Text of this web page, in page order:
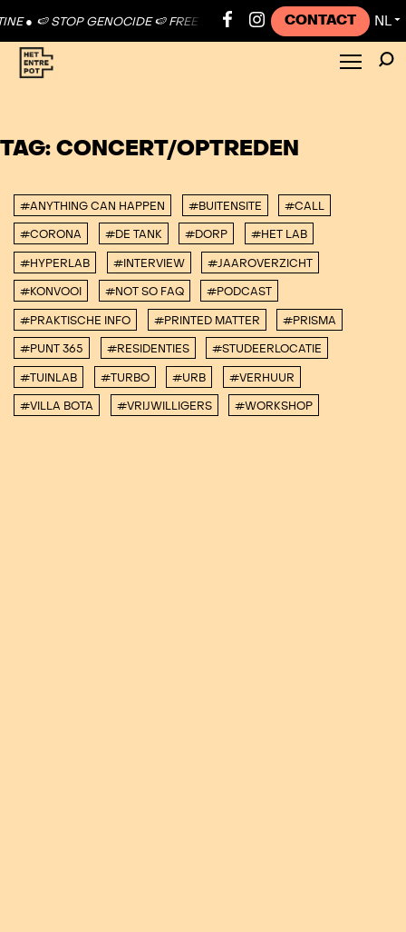
● 🍉 STOP GENOCIDE 🍉 FREE PALESTINE ● 🍉 STOP GENOCIDE 🍉
CONTACT NL ▼
TAG: CONCERT/OPTREDEN
#ANYTHING CAN HAPPEN #BUITENSITE #CALL
#CORONA #DE TANK #DORP #HET LAB
#HYPERLAB #INTERVIEW #JAAROVERZICHT
#KONVOOI #NOT SO FAQ #PODCAST
#PRAKTISCHE INFO #PRINTED MATTER #PRISMA
#PUNT 365 #RESIDENTIES #STUDEERLOCATIE
#TUINLAB #TURBO #URB #VERHUUR
#VILLA BOTA #VRIJWILLIGERS #WORKSHOP